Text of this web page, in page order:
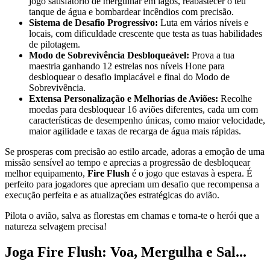
tanque de água e bombardear incêndios com precisão.
Sistema de Desafio Progressivo: Luta em vários níveis e
locais, com dificuldade crescente que testa as tuas habilidades
de pilotagem.
Modo de Sobrevivência Desbloqueável: Prova a tua
maestria ganhando 12 estrelas nos níveis Hone para
desbloquear o desafio implacável e final do Modo de
Sobrevivência.
Extensa Personalização e Melhorias de Aviões: Recolhe
moedas para desbloquear 16 aviões diferentes, cada um com
características de desempenho únicas, como maior velocidade,
maior agilidade e taxas de recarga de água mais rápidas.
Se prosperas com precisão ao estilo arcade, adoras a emoção de uma
missão sensível ao tempo e aprecias a progressão de desbloquear
melhor equipamento, Fire Flush é o jogo que estavas à espera. É
perfeito para jogadores que apreciam um desafio que recompensa a
execução perfeita e as atualizações estratégicas do avião.
Pilota o avião, salva as florestas em chamas e torna-te o herói que a
natureza selvagem precisa!
Joga Fire Flush: Voa, Mergulha e Sal...